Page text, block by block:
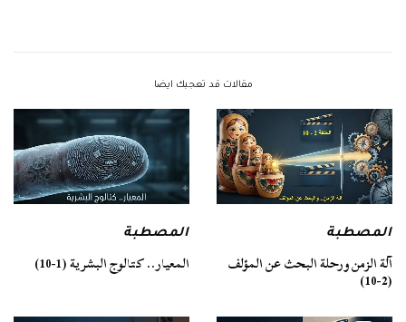
مقالات قد تعجبك ايضا
المصطبة
آلة الزمن ورحلة البحث عن المؤلف
(2-10)
المصطبة
المعيار.. كتالوج البشرية (1-10)